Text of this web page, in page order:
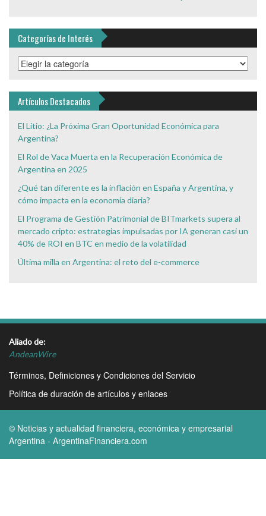
Categorías de Interés
Categorías
de
Artículos Destacados
El Litio: ¿La Próxima Gran Oportunidad Económica para
Argentina?
El Rol de Vaca Muerta en la Recuperación Económica de
Argentina en 2025
¿Qué tan diferente es la inflación en España y Argentina, y
cómo impacta en la economía diaria?
El Programa de Gestión Patrimonial de BITmarkets supera al
mercado cripto: estrategias impulsadas por IA generan casi un
40% de ROI en BTC en medio de la volatilidad
Última milla en Argentina: el reto del e-commerce
Aliado de:
AndeanWire
Términos, Definiciones y Condiciones del Servicio
Política de duración de artículos y enlaces
© Noticias y actualidad financiera, económica y empresarial
Argentina - ArgentinaFinanciera.com